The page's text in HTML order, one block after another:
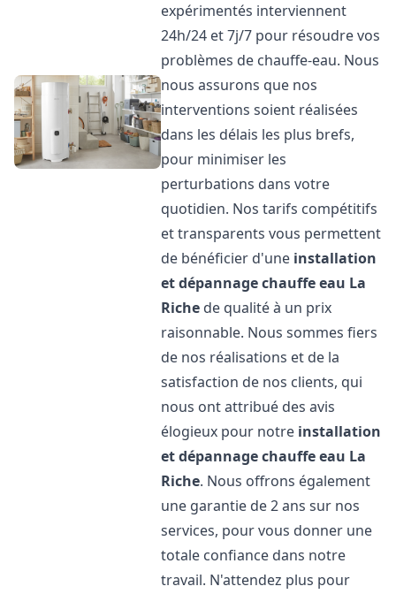
expérimentés interviennent
24h/24 et 7j/7 pour résoudre vos
problèmes de chauffe-eau. Nous
nous assurons que nos
interventions soient réalisées
dans les délais les plus brefs,
pour minimiser les
perturbations dans votre
quotidien. Nos tarifs compétitifs
et transparents vous permettent
de bénéficier d'une installation
et dépannage chauffe eau La
Riche de qualité à un prix
raisonnable. Nous sommes fiers
de nos réalisations et de la
satisfaction de nos clients, qui
nous ont attribué des avis
élogieux pour notre installation
et dépannage chauffe eau La
Riche. Nous offrons également
une garantie de 2 ans sur nos
services, pour vous donner une
totale confiance dans notre
travail. N'attendez plus pour